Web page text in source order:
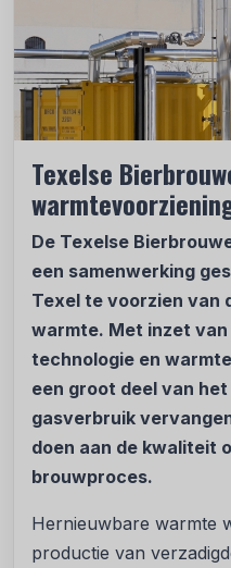
Texelse
De Texelse
een samenwerking
Texel te voorzien van
warmte. Met inzet
technologie en
een groot deel van
gasverbruik
doen aan de kwaliteit
brouwproces.
Hernieuwbare warmte
productie van